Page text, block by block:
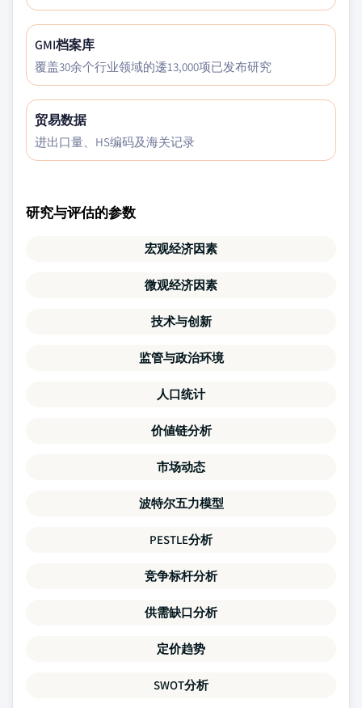
GMI档案库
覆盖30余个行业领域的逶13,000项已发布研究
贸易数据
进出口量、HS编码及海关记录
研究与评估的参数
宏观经济因素
微观经济因素
技术与创新
监管与政治环境
人口统计
价値链分析
市场动态
波特尔五力模型
PESTLE分析
竞争标杆分析
供需缺口分析
定价趋势
SWOT分析